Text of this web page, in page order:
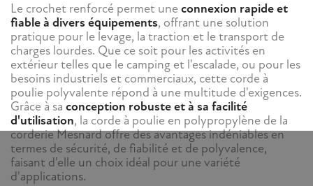
Le crochet renforcé permet une connexion rapide et
fiable à divers équipements, offrant une solution
pratique pour le levage, la traction et le transport de
charges lourdes. Que ce soit pour les activités en
extérieur telles que le camping et l'escalade, ou pour les
besoins industriels et commerciaux, cette corde à
poulie polyvalente répond à une multitude d'exigences.
Grâce à sa conception robuste et à sa facilité
d'utilisation, la corde à poulie en polypropylène de la
corderie Mesnard offre des avantages indéniables en
termes de sécurité, de fiabilité et de polyvalence,
faisant d'elle un choix idéal pour une variété
d'applications.